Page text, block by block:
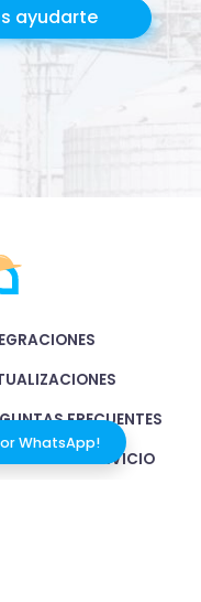
ayudarte
FRECUENTES
DEL SERVICIO
WhatsApp!